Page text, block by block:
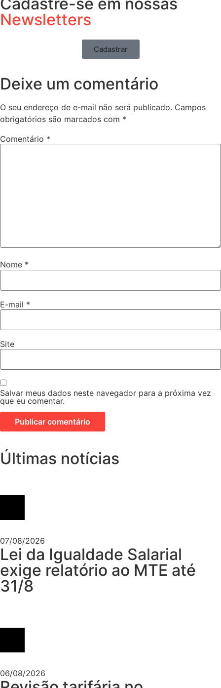
Newsletters
Cadastrar
Deixe um comentário
O seu endereço de e-mail não será publicado. Campos
obrigatórios são marcados com *
Comentário *
Nome *
E-mail *
Site
Salvar meus dados neste navegador para a próxima vez
que eu comentar.
Últimas notícias
07/08/2026
Lei da Igualdade Salarial
exige relatório ao MTE até
31/8
06/08/2026